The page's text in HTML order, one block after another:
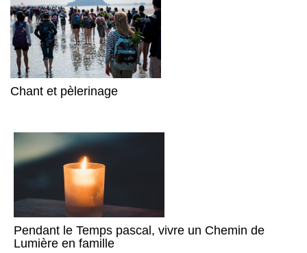
Chant et pèlerinage
Pendant le Temps pascal, vivre un Chemin de
Lumière en famille